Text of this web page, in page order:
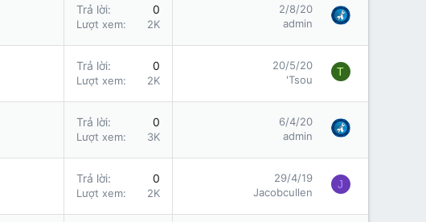
Trả lời 0
Lượt xem 2K
2/8/20
admin
Trả lời 0
Lượt xem 2K
20/5/20
'Tsou
T
Trả lời 0
Lượt xem 3K
6/4/20
admin
Trả lời 0
Lượt xem 2K
29/4/19
Jacobcullen
J